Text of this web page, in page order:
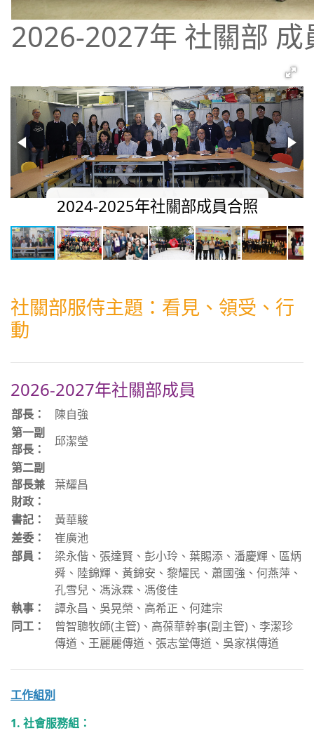
2026-2027年 社關部 成
2024-2025年社關部成員合照
社關部服侍主題：看見、領受、行
動
2026-2027年社關部成員
部長：
陳自強
第一副
部長：
邱潔瑩
第二副
部長兼
財政：
葉耀昌
書記：
黃華駿
差委：
崔廣池
部員：
梁永偕、張達賢、彭小玲、葉賜添、潘慶輝、區炳
舜、陸錦輝、黃錦安、黎耀民、蕭國強、何燕萍、
孔雪兒、馮泳霖、馮俊佳
執事：
譚永昌、吳晃榮、高希正、何建宗
同工：
曾智聰牧師(主管)、高葆華幹事(副主管)、李潔珍
傳道、王麗麗傳道、張志堂傳道、吳家祺傳道
工作組別
1. 社會服務組：